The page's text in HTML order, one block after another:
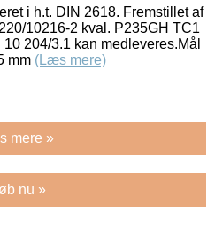
i h.t. DIN 2618. Fremstillet af
10216-2 kval. P235GH TC1
204/3.1 kan medleveres.Mål
mm (Læs mere)
mere »
nu »